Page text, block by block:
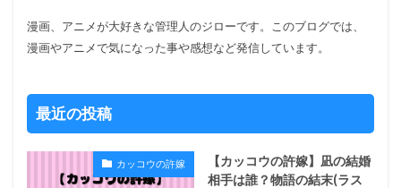
漫画、アニメが大好きな管理人のジローです。このブログでは、
漫画やアニメで気になった事や感想など発信しています。
最近の投稿
カッコウの許嫁
【カッコウの許嫁】凪の結婚
相手は誰？物語の結末(ラス